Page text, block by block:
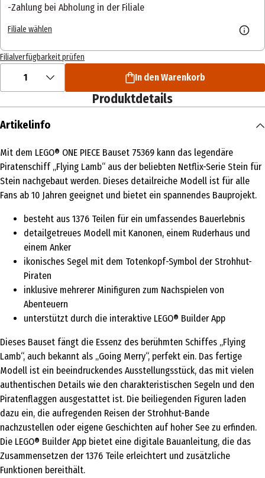
Zahlung bei Abholung in der Filiale
Filiale wählen
Filialverfügbarkeit prüfen
1 In den Warenkorb
Produktdetails
Artikelinfo
Mit dem LEGO® ONE PIECE Bauset 75369 kann das legendäre
Piratenschiff „Flying Lamb“ aus der beliebten Netflix-Serie Stein für
Stein nachgebaut werden. Dieses detailreiche Modell ist für alle
Fans ab 10 Jahren geeignet und bietet ein spannendes Bauprojekt.
besteht aus 1376 Teilen für ein umfassendes Bauerlebnis
detailgetreues Modell mit Kanonen, einem Ruderhaus und
einem Anker
ikonisches Segel mit dem Totenkopf-Symbol der Strohhut-
Piraten
inklusive mehrerer Minifiguren zum Nachspielen von
Abenteuern
unterstützt durch die interaktive LEGO® Builder App
Dieses Bauset fängt die Essenz des berühmten Schiffes „Flying
Lamb“, auch bekannt als „Going Merry“, perfekt ein. Das fertige
Modell ist ein beeindruckendes Ausstellungsstück, das mit vielen
authentischen Details wie den charakteristischen Segeln und den
Piratenflaggen ausgestattet ist. Die beiliegenden Figuren laden
dazu ein, die aufregenden Reisen der Strohhut-Bande
nachzustellen oder eigene Geschichten auf hoher See zu erfinden.
Die LEGO® Builder App bietet eine digitale Bauanleitung, die das
Zusammensetzen der 1376 Teile erleichtert und zusätzliche
Funktionen bereithält.